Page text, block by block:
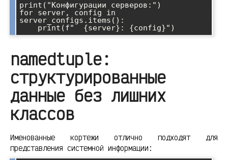
print("Конфигурации серверов:")
for server, config in
server_configs.items():
namedtuple:
структурированные
данные без лишних
классов
Именованные кортежи отлично подходят для
представления системной информации: